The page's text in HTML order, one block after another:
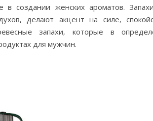
в создании женских ароматов.
делают акцент на силе,
запахи, которые в
для мужчин.